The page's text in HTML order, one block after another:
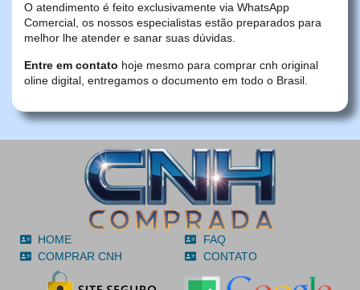
O atendimento é feito exclusivamente via WhatsApp
Comercial, os nossos especialistas estão preparados para
melhor lhe atender e sanar suas dúvidas.
Entre em contato hoje mesmo para comprar cnh original
oline digital, entregamos o documento em todo o Brasil.
HOME
COMPRAR CNH
FAQ
CONTATO